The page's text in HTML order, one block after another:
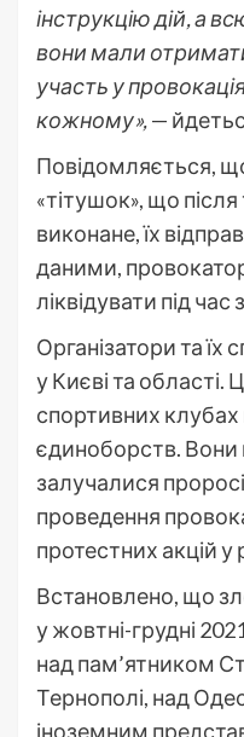
інструкцію дій, а
вони мали
участь у
кожному»,—
Повідомляється,
«тітушок», що
виконане, їх
даними,
ліквідувати під
Організатори та їх
у Києві та області.
спортивних клубах
єдиноборств. Вони
залучалися
проведення
протестних акцій у
Встановлено, що
у жовтні-грудні
над пам’ятником
Тернополі, над
іноземним